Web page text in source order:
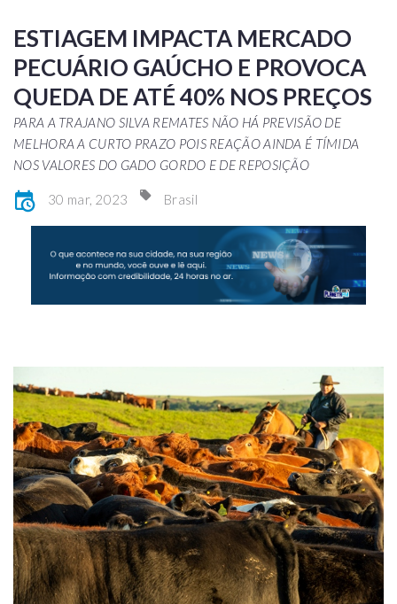
ESTIAGEM IMPACTA MERCADO
PECUÁRIO GAÚCHO E PROVOCA
QUEDA DE ATÉ 40% NOS PREÇOS
PARA A TRAJANO SILVA REMATES NÃO HÁ PREVISÃO DE
MELHORA A CURTO PRAZO POIS REAÇÃO AINDA É TÍMIDA
NOS VALORES DO GADO GORDO E DE REPOSIÇÃO
30 mar, 2023 Brasil